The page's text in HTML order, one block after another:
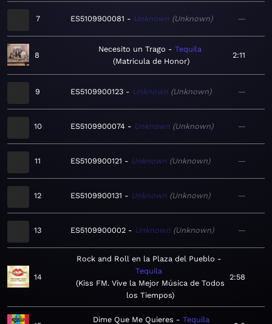
7 ES5109900081 Unknown Unknown —
8
Necesito un Trago
Tequila
Matricula de Honor
2:11
9 ES5109900123 Unknown Unknown —
10 ES5109900074 Unknown Unknown —
11 ES5109900121 Unknown Unknown —
12 ES5109900131 Unknown Unknown —
13 ES5109900002 Unknown Unknown —
14
Rock and Roll en la Plaza del Pueblo
Tequila
Kiss FM. Vive la Mejor Música de Todos
los Tiempos
2:58
Dime Que Me Quieres Tequila